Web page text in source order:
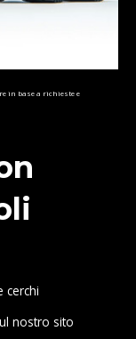
cerchi
nostro sito
in base a richieste e